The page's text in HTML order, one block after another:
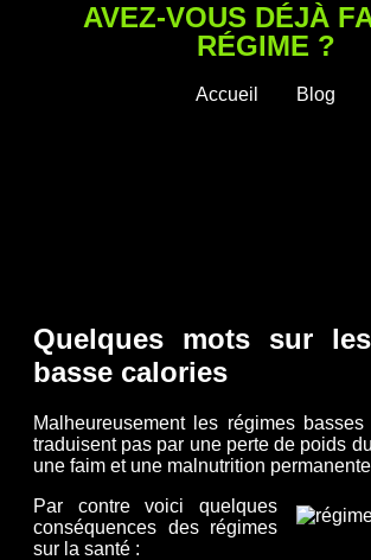
AVEZ-VOUS DÉJÀ
RÉGIME ?
Accueil Blog
Quelques mots sur
basse calories
Malheureusement les régimes
traduisent pas par une perte de poids
une faim et une malnutrition
Par contre voici quelques
conséquences des régimes
sur la santé :